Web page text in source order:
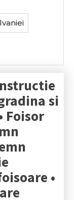
si
Foisor
•